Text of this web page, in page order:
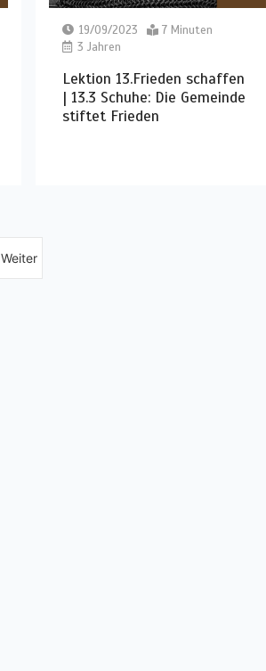
19/09/2023
7 Minuten
3 Jahren
Lektion 13.Frieden schaffen
| 13.3 Schuhe: Die Gemeinde
stiftet Frieden
Weiter